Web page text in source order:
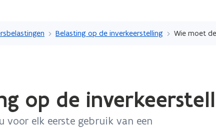
en
Belasting op de inverkeerstelling
op de
elk eerste gebruik van een